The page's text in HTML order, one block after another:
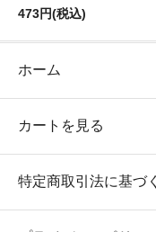
473円(税込)
ホーム
カートを見る
特定商取引法に基づ